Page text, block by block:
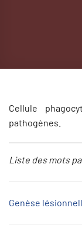
Cellule
pathogènes.
Liste des mots
Genèse